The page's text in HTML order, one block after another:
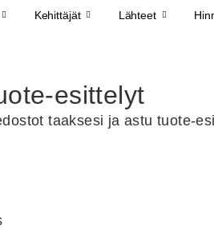
Kehittäjät Lähteet
esittelyt
taaksesi ja astu tuote-